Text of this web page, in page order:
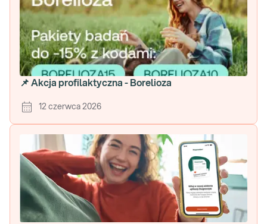
📌 Akcja profilaktyczna - Borelioza
12 czerwca 2026